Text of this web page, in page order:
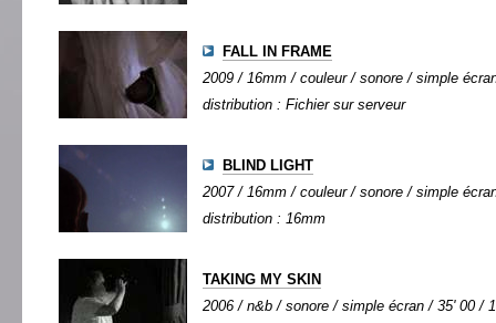
FALL IN FRAME
2009 / 16mm / couleur / sonore / simple
distribution : Fichier sur serveur
BLIND LIGHT
2007 / 16mm / couleur / sonore / simple
distribution : 16mm
TAKING MY SKIN
2006 / n&b / sonore / simple écran / 35' 00 /